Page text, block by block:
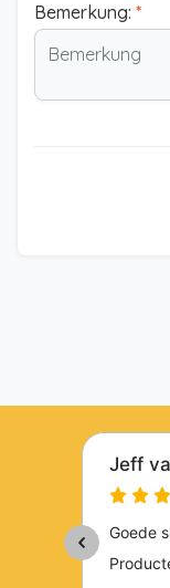
Bemerkung: *